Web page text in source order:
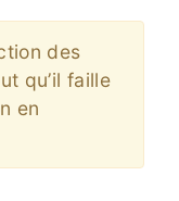
des
qu’il faille
en